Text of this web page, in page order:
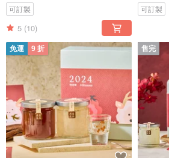
可訂製
5 (10)
可訂製
免運 9 折 售完